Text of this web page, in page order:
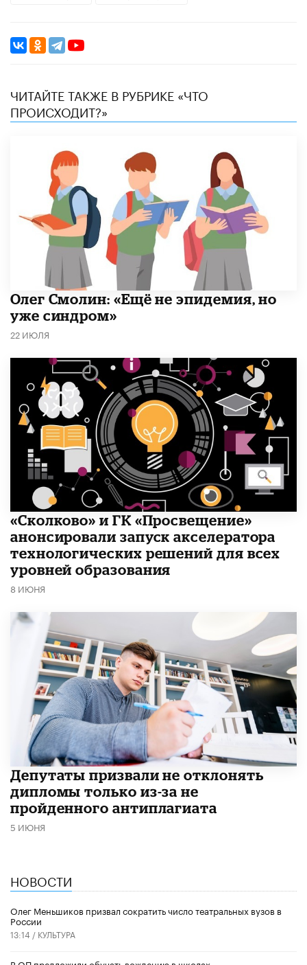
ЧИТАЙТЕ ТАКЖЕ В РУБРИКЕ «ЧТО
ПРОИСХОДИТ?»
​Олег Смолин: «Ещё не эпидемия, но
уже синдром»
22 ИЮЛЯ
«Сколково» и ГК «Просвещение»
анонсировали запуск акселератора
технологических решений для всех
уровней образования
8 ИЮНЯ
Депутаты призвали не отклонять
дипломы только из-за не
пройденного антиплагиата
5 ИЮНЯ
НОВОСТИ
Олег Меньшиков призвал сократить число театральных вузов в
России
13:14 / КУЛЬТУРА